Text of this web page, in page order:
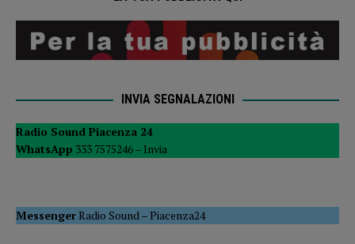
INVIA SEGNALAZIONI
Radio Sound Piacenza 24
WhatsApp 333 7575246 – Invia
MessengerRadio Sound–Piacenza24